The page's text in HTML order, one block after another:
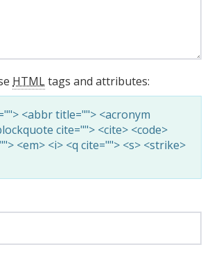
HTMLtags and attributes:
<abbr title=""> <acronym
cite=""> <cite> <code>
<em> <i> <q cite=""> <s> <strike>